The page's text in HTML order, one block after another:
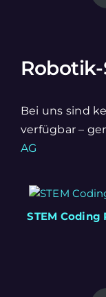
Bei uns sind
verfügbar –
AG
STEM